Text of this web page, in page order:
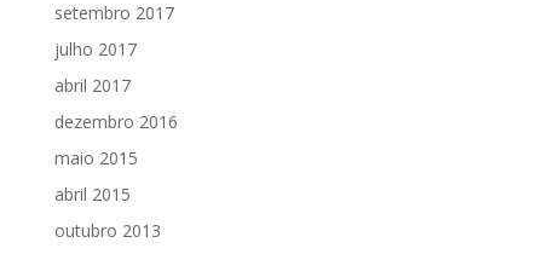
setembro 2017
julho 2017
abril 2017
dezembro 2016
maio 2015
abril 2015
outubro 2013